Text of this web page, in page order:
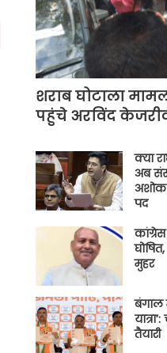
शराब घोटाला
पहुंचे अरविंद
क्या
अब
अशोक
पद
मुहर
बंगाल
तैयारी